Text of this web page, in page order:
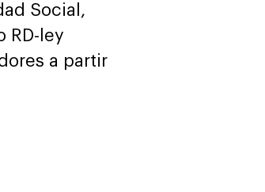
Social,
RD-ley
a partir